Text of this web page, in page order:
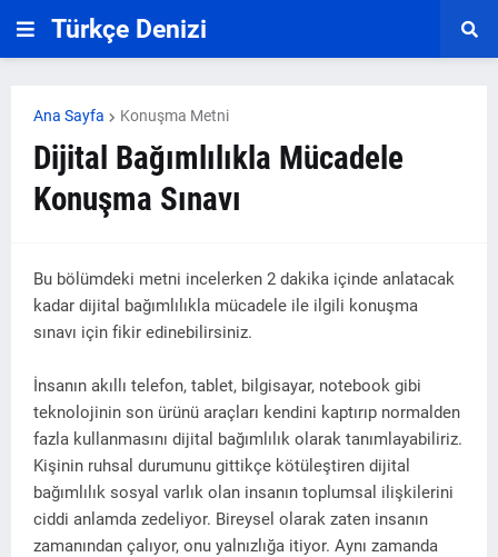
Türkçe Denizi
Ana Sayfa Konuşma Metni
Dijital Bağımlılıkla Mücadele
Konuşma Sınavı
Bu bölümdeki metni incelerken 2 dakika içinde anlatacak
kadar dijital bağımlılıkla mücadele ile ilgili konuşma
sınavı için fikir edinebilirsiniz.
İnsanın akıllı telefon, tablet, bilgisayar, notebook gibi
teknolojinin son ürünü araçları kendini kaptırıp normalden
fazla kullanmasını dijital bağımlılık olarak tanımlayabiliriz.
Kişinin ruhsal durumunu gittikçe kötüleştiren dijital
bağımlılık sosyal varlık olan insanın toplumsal ilişkilerini
ciddi anlamda zedeliyor. Bireysel olarak zaten insanın
zamanından çalıyor, onu yalnızlığa itiyor. Aynı zamanda